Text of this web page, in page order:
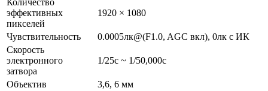
Количество
эффективных
пикселей
1920 × 1080
Чувствительность
0.0005лк@(F1.0, AGC вкл), 0лк с ИК
Скорость
электронного
затвора
1/25с ~ 1/50,000с
Объектив
3,6, 6 мм